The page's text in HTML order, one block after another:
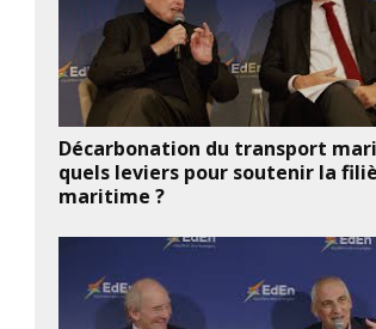
Décarbonation du transport
quels leviers pour soutenir la
maritime ?